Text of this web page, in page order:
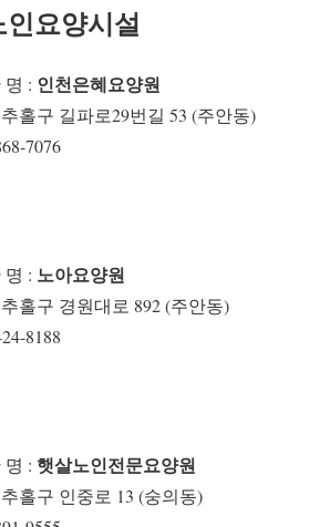
요양시설
명 : 인천은혜요양원
홀구 길파로29번길 53 (주안동)
7076
명 : 노아요양원
홀구 경원대로 892 (주안동)
8188
명 : 햇살노인전문요양원
홀구 인중로 13 (숭의동)